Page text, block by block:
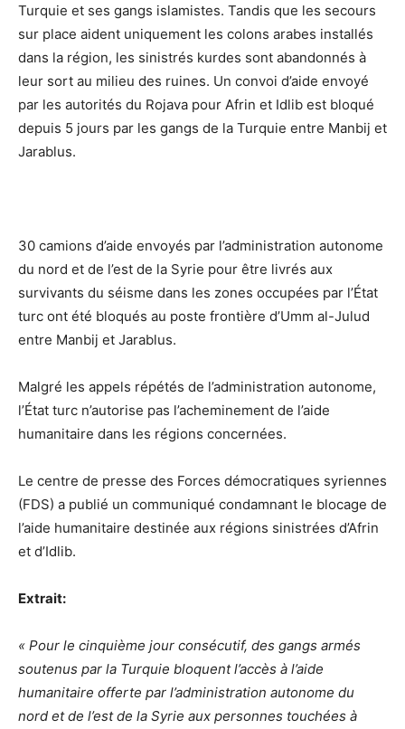
Turquie et ses gangs islamistes. Tandis que les secours
sur place aident uniquement les colons arabes installés
dans la région, les sinistrés kurdes sont abandonnés à
leur sort au milieu des ruines. Un convoi d’aide envoyé
par les autorités du Rojava pour Afrin et Idlib est bloqué
depuis 5 jours par les gangs de la Turquie entre Manbij et
Jarablus.
30 camions d’aide envoyés par l’administration autonome
du nord et de l’est de la Syrie pour être livrés aux
survivants du séisme dans les zones occupées par l’État
turc ont été bloqués au poste frontière d’Umm al-Julud
entre Manbij et Jarablus.
Malgré les appels répétés de l’administration autonome,
l’État turc n’autorise pas l’acheminement de l’aide
humanitaire dans les régions concernées.
Le centre de presse des Forces démocratiques syriennes
(FDS) a publié un communiqué condamnant le blocage de
l’aide humanitaire destinée aux régions sinistrées d’Afrin
et d’Idlib.
Extrait:
« Pour le cinquième jour consécutif, des gangs armés
soutenus par la Turquie bloquent l’accès à l’aide
humanitaire offerte par l’administration autonome du
nord et de l’est de la Syrie aux personnes touchées à